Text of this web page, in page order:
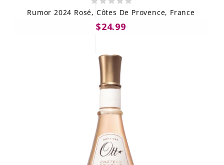
Rumor 2024 Rosé, Côtes De Provence, France
$24.99